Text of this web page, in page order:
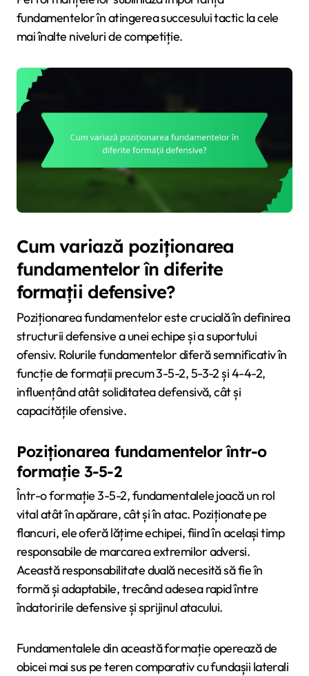
fundamentelor în atingerea succesului tactic la cele
mai înalte niveluri de competiție.
Cum variază poziționarea
fundamentelor în diferite
formații defensive?
Poziționarea fundamentelor este crucială în definirea
structurii defensive a unei echipe și a suportului
ofensiv. Rolurile fundamentelor diferă semnificativ în
funcție de formații precum 3-5-2, 5-3-2 și 4-4-2,
influențând atât soliditatea defensivă, cât și
capacitățile ofensive.
Poziționarea fundamentelor într-o
formație 3-5-2
Într-o formație 3-5-2, fundamentalele joacă un rol
vital atât în apărare, cât și în atac. Poziționate pe
flancuri, ele oferă lățime echipei, fiind în același timp
responsabile de marcarea extremilor adversi.
Această responsabilitate duală necesită să fie în
formă și adaptabile, trecând adesea rapid între
îndatoririle defensive și sprijinul atacului.
Fundamentalele din această formație operează de
obicei mai sus pe teren comparativ cu fundașii laterali